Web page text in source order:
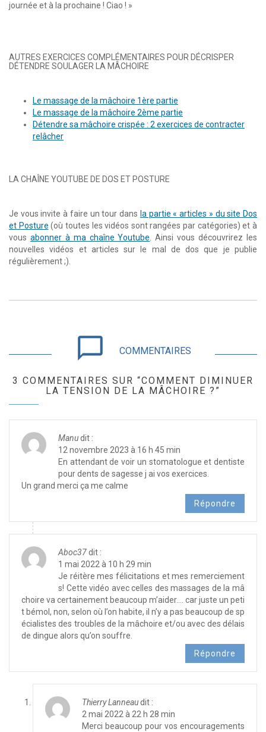
journée et à la prochaine ! Ciao ! »
AUTRES EXERCICES COMPLÉMENTAIRES POUR DÉCRISPER
DÉTENDRE SOULAGER LA MÂCHOIRE
Le massage de la mâchoire 1ère partie
Le massage de la mâchoire 2ème partie
Détendre sa mâchoire crispée : 2 exercices de contracter
relâcher
LA CHAÎNE YOUTUBE DE DOS ET POSTURE
Je vous invite à faire un tour dans la partie « articles » du site Dos
et Posture (où toutes les vidéos sont rangées par catégories) et à
vous abonner à ma chaîne Youtube. Ainsi vous découvrirez les
nouvelles vidéos et articles sur le mal de dos que je publie
régulièrement ;).
chat_bubble_outline COMMENTAIRES
3 COMMENTAIRES SUR “COMMENT DIMINUER
LA TENSION DE LA MÂCHOIRE ?”
Manudit :
12 novembre 2023 à 16 h 45 min
En attendant de voir un stomatologue et dentiste
pour dents de sagesse j ai vos exercices.
Un grand merci ça me calme
Répondre
Aboc37dit :
1 mai 2022 à 10 h 29 min
Je réitère mes félicitations et mes remerciement
s! Cette vidéo avec celles des massages de la mâ
choire va certainement beaucoup m’aider…. car juste un peti
t bémol, non, selon où l’on habite, il n’y a pas beaucoup de sp
écialistes des troubles de la mâchoire et/ou avec des délais
de dingue alors qu’on souffre.
Répondre
Thierry Lanneaudit :
2 mai 2022 à 22 h 28 min
Merci beaucoup pour vos encouragements